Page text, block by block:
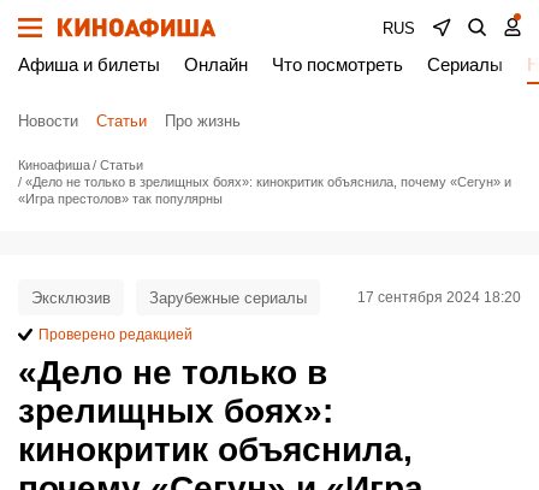
RUS
Афиша и билеты Онлайн Что посмотреть Сериалы
Новости Статьи Про жизнь
Киноафиша
Статьи
«Дело не только в зрелищных боях»: кинокритик объяснила, почему «Сегун» и
«Игра престолов» так популярны
«Дело не только в
зрелищных боях»:
кинокритик объяснила,
Эксклюзив Зарубежные сериалы 17 сентября 2024 18:20
Проверено редакцией